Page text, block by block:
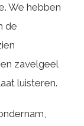
We hebben
de
zavelgeel
luisteren.